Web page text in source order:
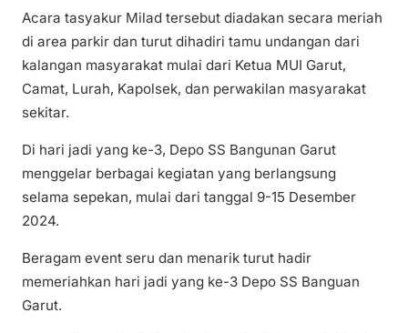
Acara tasyakur Milad tersebut diadakan secara meriah
di area parkir dan turut dihadiri tamu undangan dari
kalangan masyarakat mulai dari Ketua MUI Garut,
Camat, Lurah, Kapolsek, dan perwakilan masyarakat
sekitar.
Di hari jadi yang ke-3, Depo SS Bangunan Garut
menggelar berbagai kegiatan yang berlangsung
selama sepekan, mulai dari tanggal 9-15 Desember
2024.
Beragam event seru dan menarik turut hadir
memeriahkan hari jadi yang ke-3 Depo SS Banguan
Garut.